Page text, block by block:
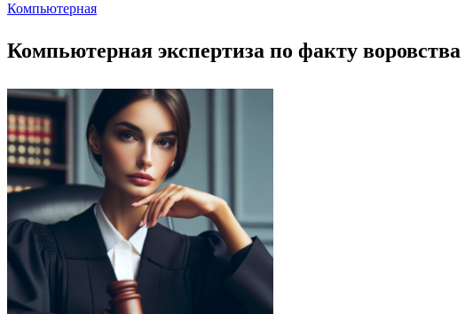
Компьютерная
Компьютерная экспертиза по факту